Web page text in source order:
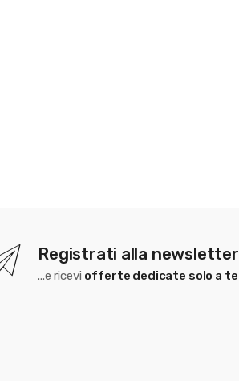
Registrati alla newsletter
...e ricevi offerte dedicate solo a te